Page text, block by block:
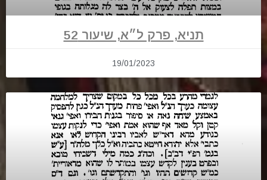
תניא, פרק ל״א, שיעור 52
19/01/2023